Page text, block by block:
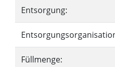
Entsorgung:
Füllmenge: